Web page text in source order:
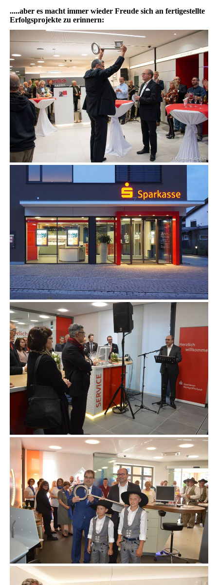
.....aber es macht immer wieder Freude sich an fertigestellte
Erfolgsprojekte zu erinnern: